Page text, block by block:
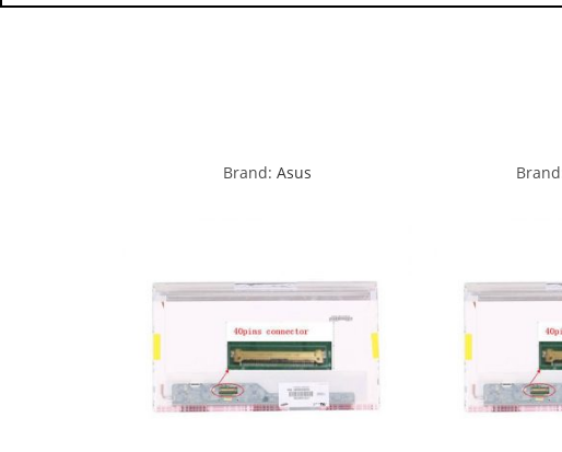
Brand: Asus